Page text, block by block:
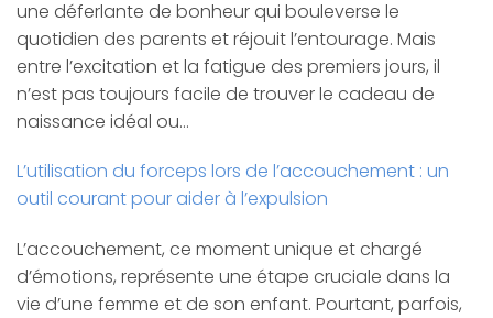
une déferlante de bonheur qui bouleverse le
quotidien des parents et réjouit l’entourage. Mais
entre l’excitation et la fatigue des premiers jours, il
n’est pas toujours facile de trouver le cadeau de
naissance idéal ou…
L’utilisation du forceps lors de l’accouchement : un
outil courant pour aider à l’expulsion
L’accouchement, ce moment unique et chargé
d’émotions, représente une étape cruciale dans la
vie d’une femme et de son enfant. Pourtant, parfois,